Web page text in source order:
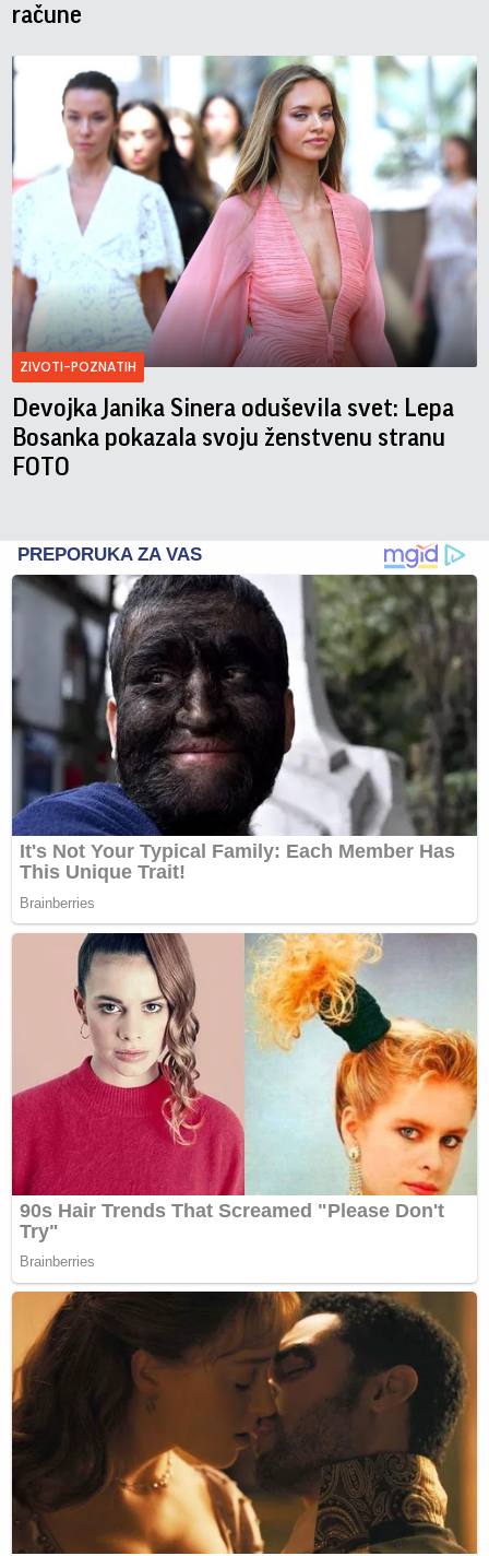
račune
ZIVOTI-POZNATIH
Devojka Janika Sinera oduševila svet: Lepa
Bosanka pokazala svoju ženstvenu stranu
FOTO